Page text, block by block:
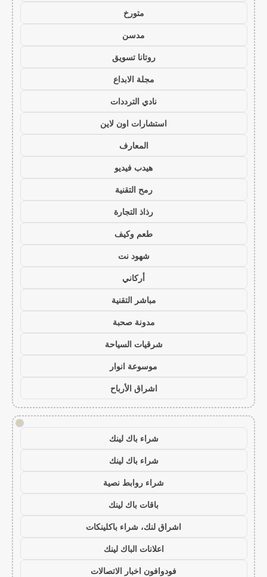
متورخ
مدسن
روتانا تسويق
مجلة الابداع
نادي الترددات
استشارات اون لاين
المعارف
هيدب فيديو
رمح التقنية
رذاذ التجارة
طعم وكيف
شهود نت
أركاني
مباشر التقنية
مدونة صحبة
شرقيات السياحة
موسوعة انوار
اشراق الأرباح
!
شراء باك لينك
شراء باك لينك
شراء روابط نصية
باقات باك لينك
اشراق لنك، شراء باكلينكات
اعلانات الباك لينك
فودوافون اخبار الاتصالات